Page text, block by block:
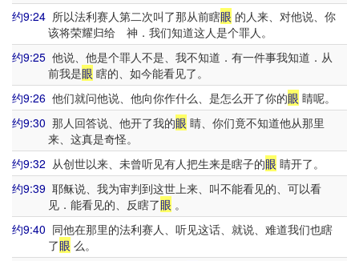
约9:24 所以法利赛人第二次叫了那从前瞎眼 的人来、对他说、你
该将荣耀归给 神．我们知道这人是个罪人。
约9:25 他说、他是个罪人不是、我不知道．有一件事我知道．从
前我是眼 瞎的、如今能看见了。
约9:26 他们就问他说、他向你作什么、是怎么开了你的眼 睛呢。
约9:30 那人回答说、他开了我的眼 睛、你们竟不知道他从那里
来、这真是奇怪。
约9:32 从创世以来、未曾听见有人把生来是瞎子的眼 睛开了。
约9:39 耶稣说、我为审判到这世上来、叫不能看见的、可以看
见．能看见的、反瞎了眼 。
约9:40 同他在那里的法利赛人、听见这话、就说、难道我们也瞎
了眼 么。